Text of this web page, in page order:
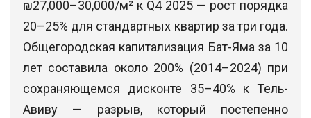
₪27,000–30,000/м² к Q4 2025 — рост порядка
20–25% для стандартных квартир за три года.
Общегородская капитализация Бат-Яма за 10
лет составила около 200% (2014–2024) при
сохраняющемся дисконте 35–40% к Тель-
Авиву — разрыв, который постепенно